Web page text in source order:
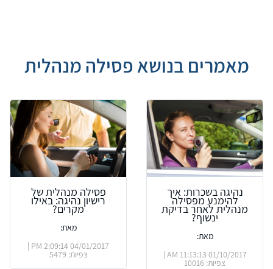
מאמרים בנושא פסילה מנהלית
נהיגה בשכרות: איך
להימנע מפסילה
מנהלית לאחר בדיקת
ינשוף?
מאת:
01/10/2017 11:13:13 AM |
צפיות: 10016
פסילה מנהלית של
רישיון נהיגה: באילו
מקרים?
מאת:
04/01/2017 2:09:14 PM |
צפיות: 5479